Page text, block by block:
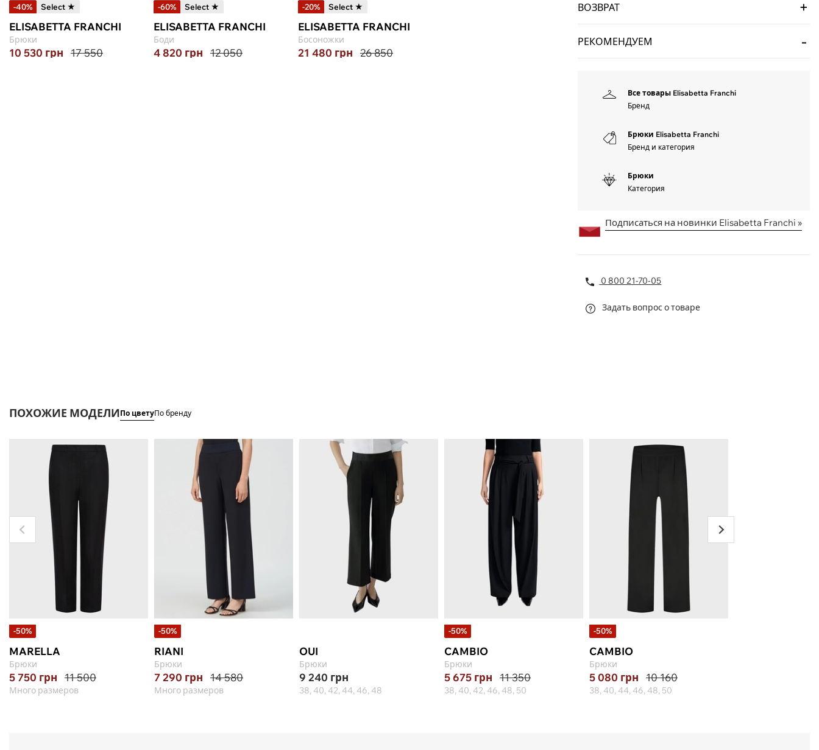
-40% Select ★
ELISABETTA FRANCHI
Брюки
10 530 грн 17 550
-60% Select ★
ELISABETTA FRANCHI
Боди
4 820 грн 12 050
-20% Select ★
ELISABETTA FRANCHI
Босоножки
21 480 грн 26 850
ВОЗВРАТ
РЕКОМЕНДУЕМ
Все товары Elisabetta Franchi
Бренд
Брюки Elisabetta Franchi
Бренд и категория
Брюки
Категория
Подписаться на новинки Elisabetta Franchi »
0 800 21-70-05
Задать вопрос о товаре
ПОХОЖИЕ МОДЕЛИПо цветуПо бренду
-50%
MARELLA
Брюки
5 750 грн 11 500
Много размеров
-50%
RIANI
Брюки
7 290 грн 14 580
Много размеров
OUI
Брюки
9 240 грн
38, 40, 42, 44, 46, 48
-50%
CAMBIO
Брюки
5 675 грн 11 350
38, 40, 42, 46, 48, 50
-50%
CAMBIO
Брюки
5 080 грн 10 160
38, 40, 44, 46, 48, 50